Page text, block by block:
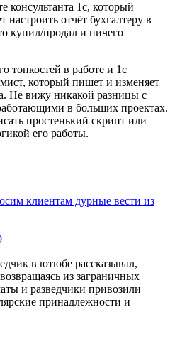
консультанта 1с, который
отчёт бухгалтеру в
купил/продал и ничего
тонкостей в работе и 1с
который пишет и изменяет
Не вижу никакой разницы с
в больших проектах.
простенький скрипт или
его работы.
клиентам дурные вести из
в ютюбе рассказывал,
из заграничных
и разведчики привозили
принадлежности и